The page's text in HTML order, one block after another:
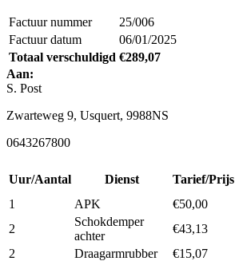
Factuur nummer
25/006
Factuur datum
06/01/2025
Totaal verschuldigd €289,07
Aan:
S. Post
Zwarteweg 9, Usquert, 9988NS
0643267800
Uur/Aantal Dienst Tarief/Prijs
1
APK €50,00
2
Schokdemper
achter
€43,13
2
Draagarmrubber €15,07